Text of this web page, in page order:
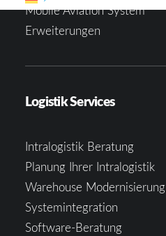
Mobile Aviation System
Erweiterungen
Logistik Services
Intralogistik Beratung
Planung Ihrer Intralogistik
Warehouse Modernisierung
Systemintegration
Software-Beratung